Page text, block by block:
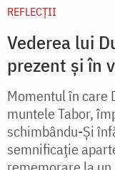
REFLECȚII
Vederea lui
prezent și în
Momentul în care
muntele Tabor,
schimbându-Și
semnificație